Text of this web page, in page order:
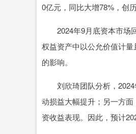
0亿元，同比大增78%，创
2024年9月底资本市场回
权益资产中以公允价值计
的影响。
刘欣琦团队分析，2024
动损益大幅提升；另一方
资收益表现。因此，预计